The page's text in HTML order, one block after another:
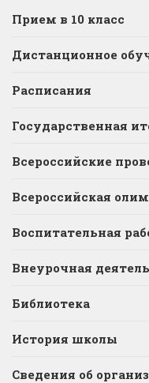
Прием в 10 класс
Дистанционное
Расписания
Государственная
Всероссийские
Всероссийская
Воспитательная
Внеурочная
Библиотека
История школы
Сведения об